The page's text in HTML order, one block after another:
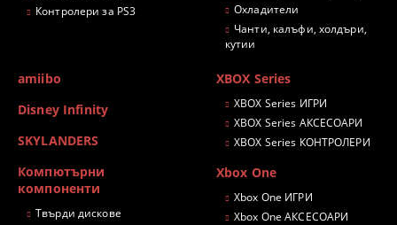
Контролери за PS3
Охладители
Чанти, калъфи, холдъри,
кутии
amiibo
Disney Infinity
SKYLANDERS
Компютърни
компоненти
Твърди дискове
XBOX Series
XBOX Series ИГРИ
XBOX Series АКСЕСОАРИ
XBOX Series КОНТРОЛЕРИ
Xbox One
Xbox One ИГРИ
Xbox One АКСЕСОАРИ